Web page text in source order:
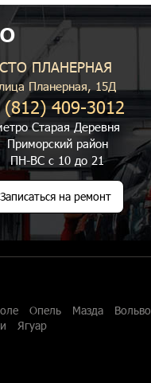
СТО ПЛАНЕРНАЯ
Планерная, 15Д
(812) 409-3012
Старая Деревня
Приморский район
ПН-ВС с 10 до 21
Записаться на ремонт
Опель Мазда Вольво
Ягуар